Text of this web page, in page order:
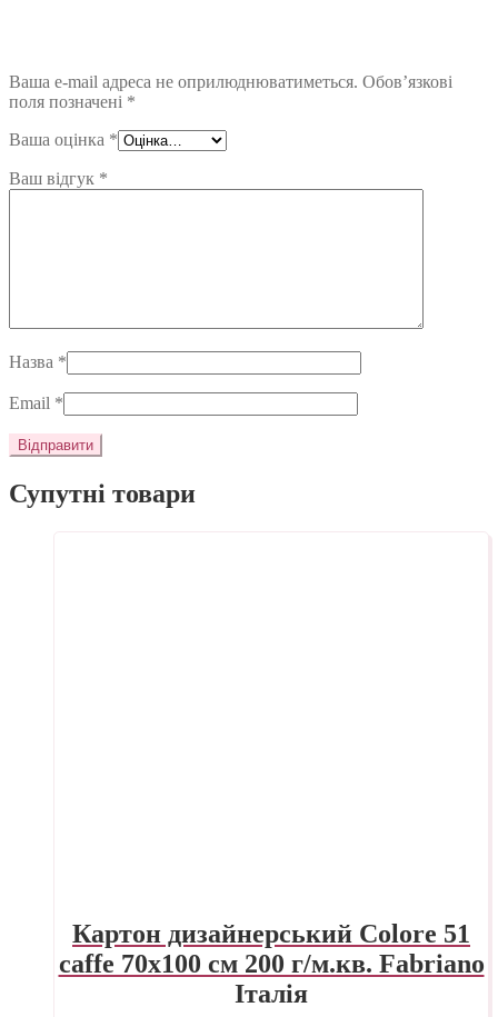
Ваша e-mail адреса не оприлюднюватиметься. Обов’язкові
поля позначені *
Ваша оцінка *
Ваш відгук *
Назва *
Email *
Супутні товари
Картон дизайнерський Colore 51
caffe 70х100 см 200 г/м.кв. Fabriano
Італія